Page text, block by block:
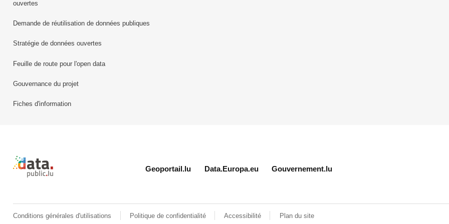
ouvertes
Demande de réutilisation de données publiques
Stratégie de données ouvertes
Feuille de route pour l'open data
Gouvernance du projet
Fiches d'information
Retour à l'accueil de data.public.lu
Geoportail.lu Data.Europa.eu Gouvernement.lu
Conditions générales d'utilisations Politique de confidentialité Accessibilité Plan du site